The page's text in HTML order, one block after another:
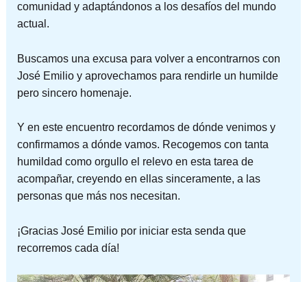
comunidad y adaptándonos a los desafíos del mundo
actual.
Buscamos una excusa para volver a encontrarnos con
José Emilio y aprovechamos para rendirle un humilde
pero sincero homenaje.
Y en este encuentro recordamos de dónde venimos y
confirmamos a dónde vamos. Recogemos con tanta
humildad como orgullo el relevo en esta tarea de
acompañar, creyendo en ellas sinceramente, a las
personas que más nos necesitan.
¡Gracias José Emilio por iniciar esta senda que
recorremos cada día!